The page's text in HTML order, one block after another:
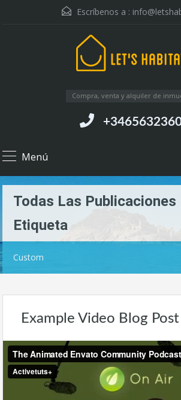
Escríbenos a :
Compra, venta y alquiler de
Menú
Todas Las Publicaciones
Etiqueta
Custom
Example Video Blog Post